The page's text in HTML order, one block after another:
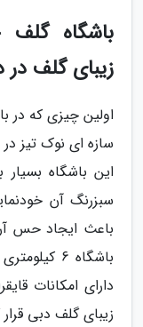
باشگاه گلف
زیبای گلف در
اولین چیزی که در
سازه ای نوک تیز
این باشگاه
سبزرنگ آن
باعث ایجاد حس
باشگاه 6
دارای امکانات
زیبای گلف دبی